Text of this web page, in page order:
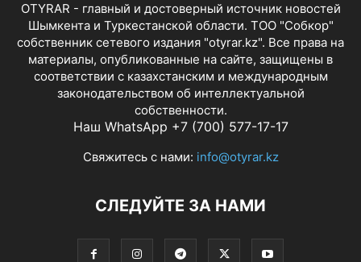
OTYRAR - главный и достоверный источник новостей
Шымкента и Туркестанской области. ТОО "Собкор"
собственник сетевого издания "otyrar.kz". Все права на
материалы, опубликованные на сайте, защищены в
соответствии с казахстанским и международным
законодательством об интеллектуальной
собственности.
Наш WhatsApp +7 (700) 577-17-17
Свяжитесь с нами: info@otyrar.kz
СЛЕДУЙТЕ ЗА НАМИ